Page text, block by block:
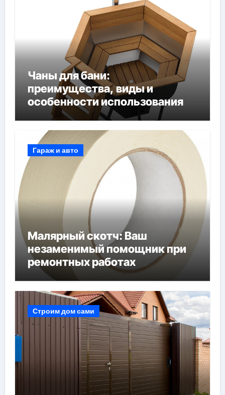
Чаны для бани:
преимущества, виды и
особенности использования
Гараж и авто
Малярный скотч: Ваш
незаменимый помощник при
ремонтных работах
Строим дом сами